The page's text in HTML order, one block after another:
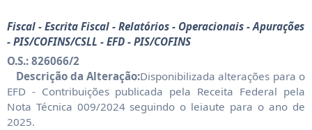
Fiscal - Escrita Fiscal - Relatórios - Operacionais - Apurações
- PIS/COFINS/CSLL - EFD - PIS/COFINS
O.S.: 826066/2
Descrição da Alteração:Disponibilizada alterações para o
EFD - Contribuições publicada pela Receita Federal pela
Nota Técnica 009/2024 seguindo o leiaute para o ano de
2025.